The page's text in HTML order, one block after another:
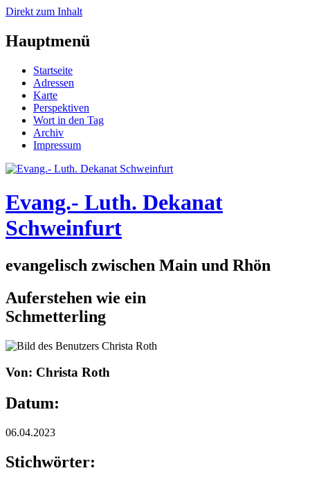
Direkt zum Inhalt
Hauptmenü
Startseite
Adressen
Karte
Perspektiven
Wort in den Tag
Archiv
Impressum
Evang.- Luth. Dekanat
Schweinfurt
evangelisch zwischen Main und Rhön
Auferstehen wie ein
Schmetterling
Von: Christa Roth
Datum:
06.04.2023
Stichwörter: